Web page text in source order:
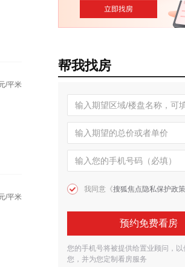
/平米
/平米
帮我找房
我同意《搜狐焦点隐私保护政策
预约免费看房
您的手机号将被提供给置业顾问，以
您，并为您定制看房服务